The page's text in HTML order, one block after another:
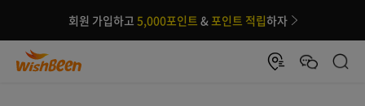
회원 가입하고 5,000포인트 &포인트 적립하자